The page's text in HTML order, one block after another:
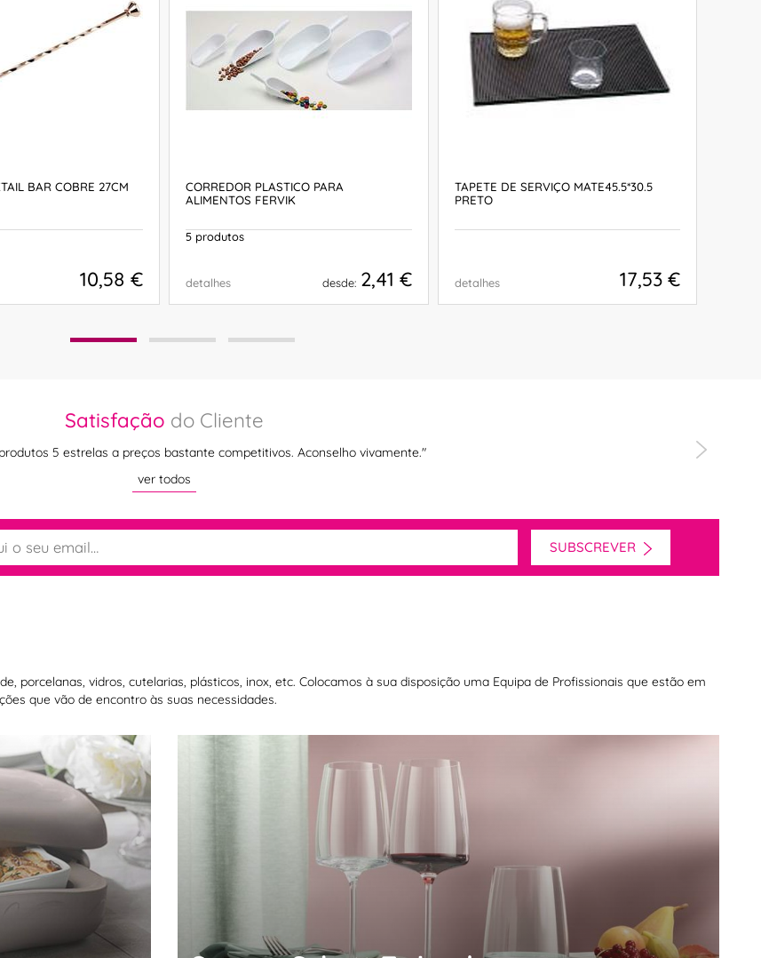
BAR COBRE 27CM
10,58 €
CORREDOR PLASTICO PARA
ALIMENTOS FERVIK
5 produtos
detalhes desde: 2,41 €
TAPETE DE SERVIÇO MATE45.5*30.5
PRETO
detalhes 17,53 €
Satisfação do Cliente
5 estrelas a preços bastante competitivos. Aconselho vivamente."
ver todos
SUBSCREVER
porcelanas, vidros, cutelarias, plásticos, inox, etc. Colocamos à sua disposição uma Equipa de Profissionais que estão em
que vão de encontro às suas necessidades.